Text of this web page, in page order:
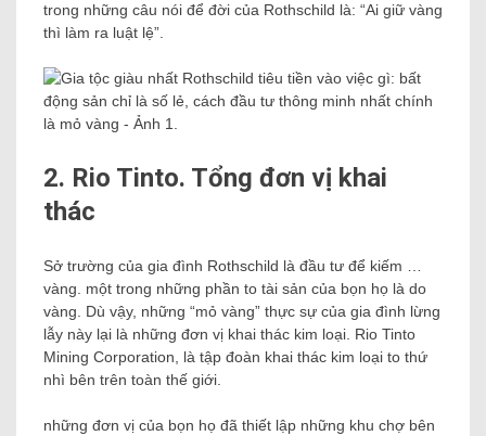
trong những câu nói để đời của Rothschild là: “Ai giữ vàng
thì làm ra luật lệ”.
2. Rio Tinto. Tổng đơn vị khai
thác
Sở trường của gia đình Rothschild là đầu tư để kiếm …
vàng. một trong những phần to tài sản của bọn họ là do
vàng. Dù vậy, những “mỏ vàng” thực sự của gia đình lừng
lẫy này lại là những đơn vị khai thác kim loại. Rio Tinto
Mining Corporation, là tập đoàn khai thác kim loại to thứ
nhì bên trên toàn thế giới.
những đơn vị của bọn họ đã thiết lập những khu chợ bên